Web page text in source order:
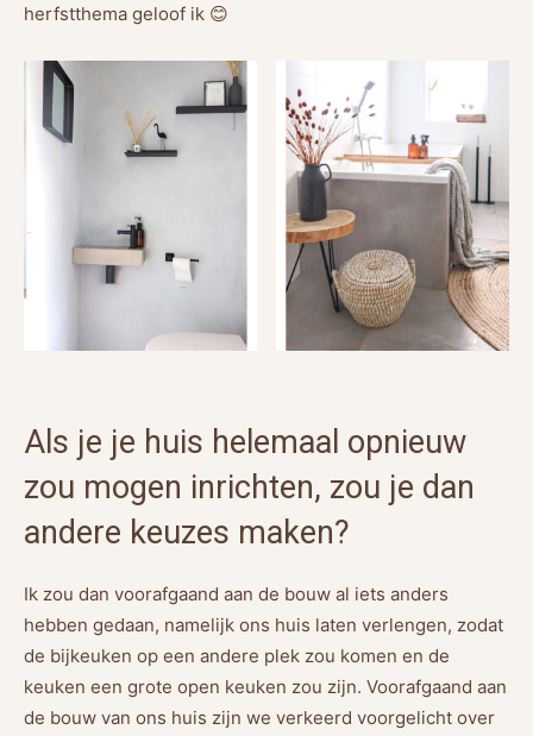
herfstthema geloof ik 😊
Als je je huis helemaal opnieuw
zou mogen inrichten, zou je dan
andere keuzes maken?
Ik zou dan voorafgaand aan de bouw al iets anders
hebben gedaan, namelijk ons huis laten verlengen, zodat
de bijkeuken op een andere plek zou komen en de
keuken een grote open keuken zou zijn. Voorafgaand aan
de bouw van ons huis zijn we verkeerd voorgelicht over